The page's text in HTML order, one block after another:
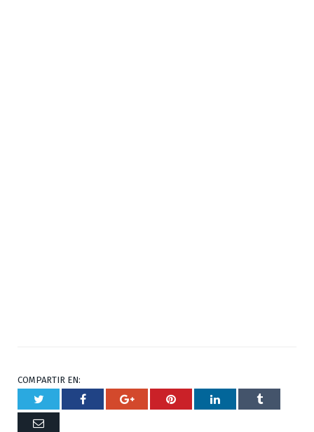
COMPARTIR EN:
Twitter Facebook Google+ Pinterest RespuestaTumblr
Correo